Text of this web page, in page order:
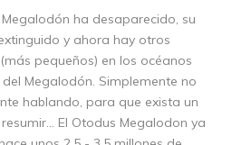
ha desaparecido, su
y ahora hay otros
pequeños) en los océanos
Megalodón. Simplemente no
hablando, para que exista un
El Otodus Megalodon ya